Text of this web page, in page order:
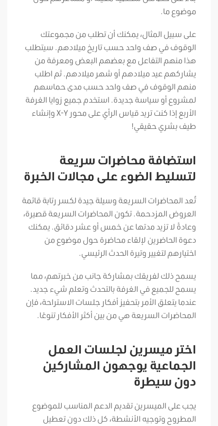
موضوع ما.
على سبيل المثال، يمكنك أن تطلب من مجموعتك
الوقوف في صف واحد حسب تاريخ ميلادهم. سيتطلب
هذا منهم التفاعل مع بعضهم البعض ومعرفة من
يشاركهم عيد ميلادهم أو شهر ميلادهم. ثم اطلب
منهم الوقوف في صف واحد حسب مدى حماسهم
لمشروع أو سياسة جديدة. استخدم جميع زوايا الغرفة
الأربع إذا كنت تريد قياس الرأي على محور X-Y وإنشاء
طيف بشري حقيقي!
استضافة محاضرات سريعة
لتسليط الضوء على مجالات الخبرة
تُعد المحاضرات السريعة وسيلة جيدة لكسر رتابة قائمة
العروض المزدحمة. تكون المحاضرات السريعة قصيرة،
وعادةً لا تزيد مدتها عن خمس أو عشر دقائق. يمكنك
دعوة الحاضرين لإلقاء محاضرة حول موضوع من
اختيارهم لتغيير وتيرة الحدث الرئيسي.
يسمح ذلك لفريقك بمشاركة جانب من خبرتهم، مما
يسمح للجميع في الغرفة بالتحدث وتعلم شيء جديد.
عندما يتعلق الأمر بتحفيز أفكار جلسات الاستراحة، فإن
المحاضرات السريعة هي من بين أكثر الأفكار تنوعًا.
اختر ميسرين لجلسات العمل
الجماعية يوجهون المشاركين
دون سيطرة
يجب على الميسرين تقديم الدعم المناسب للموضوع
المطروح وتوجيه الأنشطة، كل ذلك دون تعطيل